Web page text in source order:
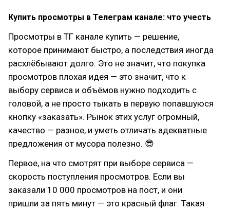
Купить просмотры в Телеграм канале: что учесть
Просмотры в ТГ канале купить — решение,
которое принимают быстро, а последствия иногда
расхлёбывают долго. Это не значит, что покупка
просмотров плохая идея — это значит, что к
выбору сервиса и объёмов нужно подходить с
головой, а не просто тыкать в первую попавшуюся
кнопку «заказать». Рынок этих услуг огромный,
качество — разное, и уметь отличать адекватные
предложения от мусора полезно. 😎
Первое, на что смотрят при выборе сервиса —
скорость поступления просмотров. Если вы
заказали 10 000 просмотров на пост, и они
пришли за пять минут — это красный флаг. Такая